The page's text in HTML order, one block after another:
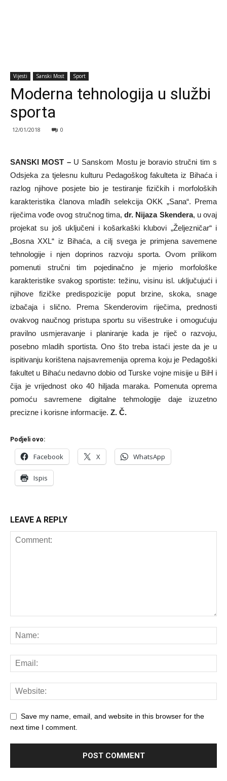
Vijesti Sanski Most Sport
Moderna tehnologija u službi
sporta
12/01/2018 0
SANSKI MOST –U Sanskom Mostu je boravio stručni tim s
Odsjeka za tjelesnu kulturu Pedagoškog fakulteta iz Bihaća i
razlog njihove posjete bio je testiranje fizičkih i morfoloških
karakteristika članova mlađih selekcija OKK „Sana“. Prema
riječima vođe ovog stručnog tima,dr. Nijaza Skendera, u ovaj
projekat su još uključeni i košarkaški klubovi „Željezničar“ i
„Bosna XXL“ iz Bihaća, a cilj svega je primjena savemene
tehnologije i njen doprinos razvoju sporta. Ovom prilikom
pomenuti stručni tim pojedinačno je mjerio morfološke
karakteristike svakog sportiste: težinu, visinu isl. uključujući i
njihove fizičke predispozicije poput brzine, skoka, snage
izbačaja i slično. Prema Skenderovim riječima, prednosti
ovakvog naučnog pristupa sportu su višestruke i omogućuju
pravilno usmjeravanje i planiranje kada je riječ o razvoju,
posebno mladih sportista. Ono što treba istaći jeste da je u
ispitivanju korištena najsavremenija oprema koju je Pedagoški
fakultet u Bihaću nedavno dobio od Turske vojne misije u BiH i
čija je vrijednost oko 40 hiljada maraka. Pomenuta oprema
pomoću savremene digitalne tehmologije daje izuzetno
precizne i korisne informacije. Z. Č.
Podjeli ovo:
Facebook X WhatsApp
Ispis
LEAVE A REPLY
Save my name, email, and website in this browser for the
next time I comment.